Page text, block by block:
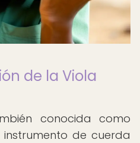
de la Viola
conocida como
instrumento de cuerda